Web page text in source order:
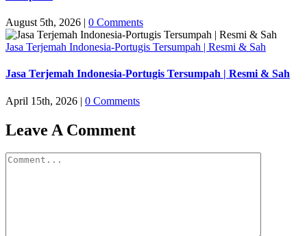
August 5th, 2026 | 0 Comments
Jasa Terjemah Indonesia-Portugis Tersumpah | Resmi & Sah
Jasa Terjemah Indonesia-Portugis Tersumpah | Resmi & Sah
April 15th, 2026 | 0 Comments
Leave A Comment
Comment